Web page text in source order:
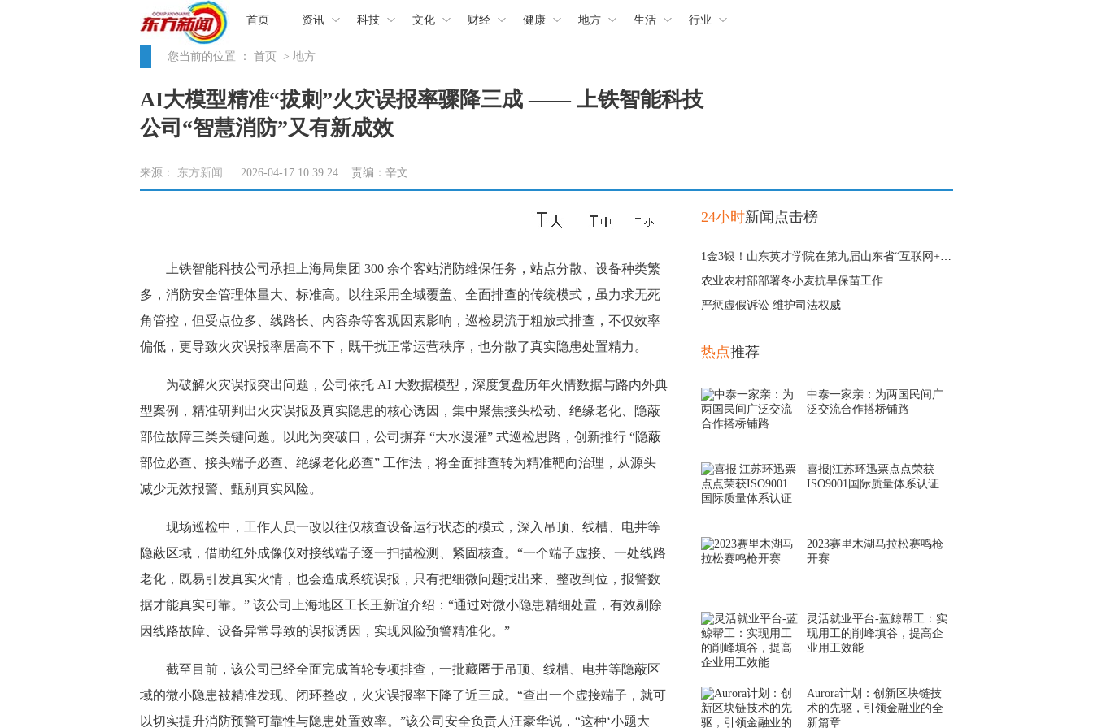
首页 资讯 科技 文化 财经 健康 地方 生活 行业
您当前的位置 ： 首页 > 地方
AI大模型精准“拔刺”火灾误报率骤降三成 —— 上铁智能科技
公司“智慧消防”又有新成效
来源： 东方新闻 2026-04-17 10:39:24 责编：辛文
上铁智能科技公司承担上海局集团 300 余个客站消防维保任务，站点分散、设备种类繁
多，消防安全管理体量大、标准高。以往采用全域覆盖、全面排查的传统模式，虽力求无死
角管控，但受点位多、线路长、内容杂等客观因素影响，巡检易流于粗放式排查，不仅效率
偏低，更导致火灾误报率居高不下，既干扰正常运营秩序，也分散了真实隐患处置精力。
为破解火灾误报突出问题，公司依托 AI 大数据模型，深度复盘历年火情数据与路内外典
型案例，精准研判出火灾误报及真实隐患的核心诱因，集中聚焦接头松动、绝缘老化、隐蔽
部位故障三类关键问题。以此为突破口，公司摒弃 “大水漫灌” 式巡检思路，创新推行 “隐蔽
部位必查、接头端子必查、绝缘老化必查” 工作法，将全面排查转为精准靶向治理，从源头
减少无效报警、甄别真实风险。
现场巡检中，工作人员一改以往仅核查设备运行状态的模式，深入吊顶、线槽、电井等
隐蔽区域，借助红外成像仪对接线端子逐一扫描检测、紧固核查。“一个端子虚接、一处线路
老化，既易引发真实火情，也会造成系统误报，只有把细微问题找出来、整改到位，报警数
据才能真实可靠。” 该公司上海地区工长王新谊介绍：“通过对微小隐患精细处置，有效剔除
因线路故障、设备异常导致的误报诱因，实现风险预警精准化。”
截至目前，该公司已经全面完成首轮专项排查，一批藏匿于吊顶、线槽、电井等隐蔽区
域的微小隐患被精准发现、闭环整改，火灾误报率下降了近三成。“查出一个虚接端子，就可
以切实提升消防预警可靠性与隐患处置效率。”该公司安全负责人汪豪华说，“这种‘小题大
24小时新闻点击榜
1金3银！山东英才学院在第九届山东省“互联网+”大学生创新创业大赛中获得
农业农村部部署冬小麦抗旱保苗工作
严惩虚假诉讼 维护司法权威
热点推荐
中泰一家亲：为两国民间广
泛交流合作搭桥铺路
喜报|江苏环迅票点点荣获
ISO9001国际质量体系认证
2023赛里木湖马拉松赛鸣枪
开赛
灵活就业平台-蓝鲸帮工：实
现用工的削峰填谷，提高企
业用工效能
Aurora计划：创新区块链技
术的先驱，引领金融业的全
新篇章